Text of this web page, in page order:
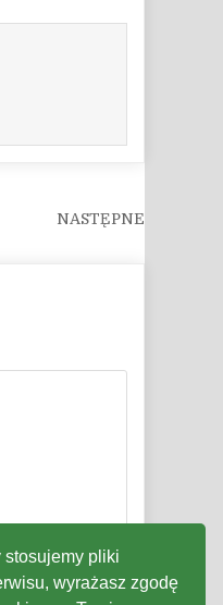
stosujemy pliki
wyrażasz zgodę